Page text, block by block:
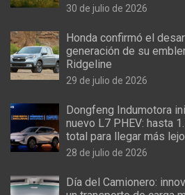
30 de julio de 2026
Honda confirmó el
generación de su
Ridgeline
29 de julio de 2026
Dongfeng Indumotora
nuevo L7 PHEV: hasta
total para llegar más
28 de julio de 2026
Día del Camionero: